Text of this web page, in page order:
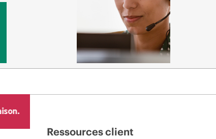
Ressources client